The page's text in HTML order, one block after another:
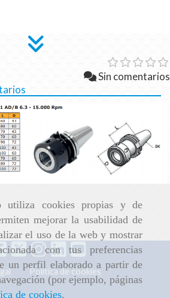
utiliza cookies propias y de
mejorar la usabilidad de
el uso de la web y mostrar
con tus preferencias
un perfil elaborado a partir de
(por ejemplo, páginas
de cookies.
Sin comentarios
Política de cookies